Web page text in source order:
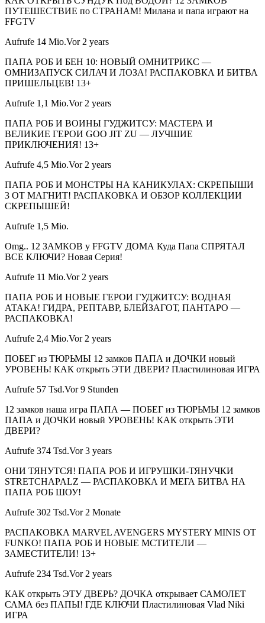
ПУТЕШЕСТВИЕ по СТРАНАМ! Милана и папа играют на
FFGTV
Aufrufe 14 Mio.Vor 2 years
ПАПА РОБ И БЕН 10: НОВЫЙ ОМНИТРИКС —
ОМНИЗАПУСК СИЛАЧ И ЛОЗА! РАСПАКОВКА И БИТВА
ПРИШЕЛЬЦЕВ! 13+
Aufrufe 1,1 Mio.Vor 2 years
ПАПА РОБ И ВОИНЫ ГУДЖИТСУ: МАСТЕРА И
ВЕЛИКИЕ ГЕРОИ GOO JIT ZU — ЛУЧШИЕ
ПРИКЛЮЧЕНИЯ! 13+
Aufrufe 4,5 Mio.Vor 2 years
ПАПА РОБ И МОНСТРЫ НА КАНИКУЛАХ: СКРЕПЫШИ
3 ОТ МАГНИТ! РАСПАКОВКА И ОБЗОР КОЛЛЕКЦИИ
СКРЕПЫШЕЙ!
Aufrufe 1,5 Mio.
Omg.. 12 ЗАМКОВ у FFGTV ДОМА Куда Папа СПРЯТАЛ
ВСЕ КЛЮЧИ? Новая Серия!
Aufrufe 11 Mio.Vor 2 years
ПАПА РОБ И НОВЫЕ ГЕРОИ ГУДЖИТСУ: ВОДНАЯ
АТАКА! ГИДРА, РЕПТАВР, БЛЕЙЗАГОТ, ПАНТАРО —
РАСПАКОВКА!
Aufrufe 2,4 Mio.Vor 2 years
ПОБЕГ из ТЮРЬМЫ 12 замков ПАПА и ДОЧКИ новый
УРОВЕНЬ! КАК открыть ЭТИ ДВЕРИ? Пластилиновая ИГРА
Aufrufe 57 Tsd.Vor 9 Stunden
12 замков наша игра ПАПА — ПОБЕГ из ТЮРЬМЫ 12 замков
ПАПА и ДОЧКИ новый УРОВЕНЬ! КАК открыть ЭТИ
ДВЕРИ?
Aufrufe 374 Tsd.Vor 3 years
ОНИ ТЯНУТСЯ! ПАПА РОБ И ИГРУШКИ-ТЯНУЧКИ
STRETCHAPALZ — РАСПАКОВКА И МЕГА БИТВА НА
ПАПА РОБ ШОУ!
Aufrufe 302 Tsd.Vor 2 Monate
РАСПАКОВКА MARVEL AVENGERS MYSTERY MINIS ОТ
FUNKO! ПАПА РОБ И НОВЫЕ МСТИТЕЛИ —
ЗАМЕСТИТЕЛИ! 13+
Aufrufe 234 Tsd.Vor 2 years
КАК открыть ЭТУ ДВЕРЬ? ДОЧКА открывает САМОЛЕТ
САМА без ПАПЫ! ГДЕ КЛЮЧИ Пластилиновая Vlad Niki
ИГРА